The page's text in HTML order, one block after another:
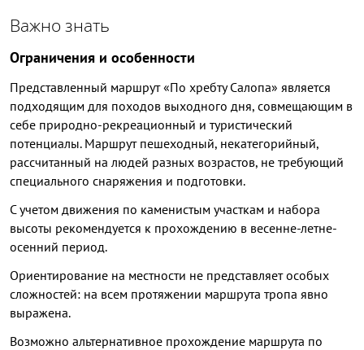
Важно знать
Ограничения и особенности
Представленный маршрут «По хребту Салопа» является
подходящим для походов выходного дня, совмещающим в
себе природно-рекреационный и туристический
потенциалы. Маршрут пешеходный, некатегорийный,
рассчитанный на людей разных возрастов, не требующий
специального снаряжения и подготовки.
С учетом движения по каменистым участкам и набора
высоты рекомендуется к прохождению в весенне-летне-
осенний период.
Ориентирование на местности не представляет особых
сложностей: на всем протяжении маршрута тропа явно
выражена.
Возможно альтернативное прохождение маршрута по